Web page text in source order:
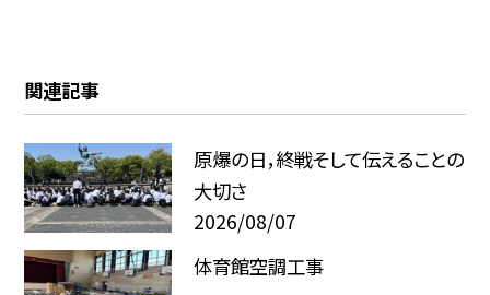
関連記事
原爆の日，終戦そして伝えることの
大切さ
2026/08/07
体育館空調工事